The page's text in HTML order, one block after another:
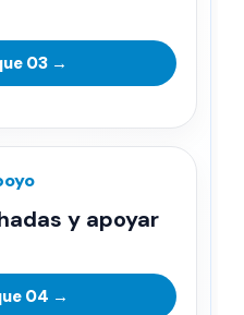
03 →
y apoyar
04 →